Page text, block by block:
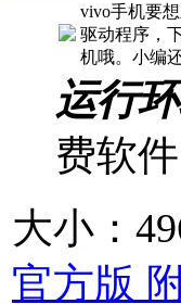
vivo手机要
驱动程序，
机哦。小编
运行
费软
大小：
官方版